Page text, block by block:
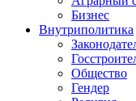
Бизнес
Внутриполитика
Общество
Гендер